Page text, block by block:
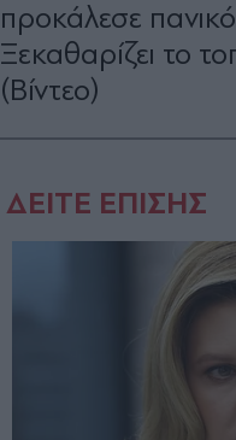
προκάλεσε
Ξεκαθαρίζει το
(Βίντεο)